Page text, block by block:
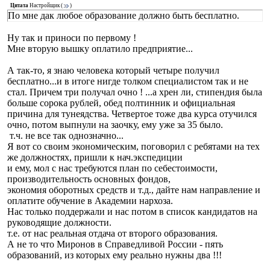
Цитата Настройщик( )
По мне дак любое образование должно быть бесплатно.
Ну так и приноси по первому !
Мне вторую вышку оплатило предприятие...
А так-то, я знаю человека который четыре получил
бесплатно...и в итоге нигде толком специалистом так и не
стал. Причем три получал очно ! ...а хрен ли, стипендия была
больше сорока рублей, обед полтинник и официальная
причина для тунеядства. Четвертое тоже два курса отучился
очно, потом выпнули на заочку, ему уже за 35 было.
т.ч. не все так однозначно...
Я вот со своим экономическим, поговорил с ребятами на тех
же должностях, пришли к нач.экспедиции
и ему, мол с нас требуются план по себестоимости,
производительность основных фондов,
экономия оборотных средств и т.д., дайте нам направление и
оплатите обучение в Академии нархоза.
Нас только поддержали и нас потом в список кандидатов на
руководящие должности.
т.е. от нас реальная отдача от второго образования.
А не то что Миронов в Справедливой России - пять
образований, из которых ему реально нужны два !!!